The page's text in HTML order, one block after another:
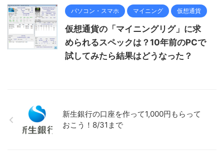
パソコン・スマホ マイニング 仮想通貨
仮想通貨の「マイニングリグ」に求
められるスペックは？10年前のPCで
試してみたら結果はどうなった？
新生銀行の口座を作って1,000円もらって
おこう！8/31まで